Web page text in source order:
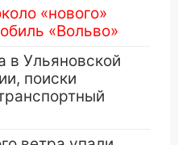
«нового»
«Вольво»
в Ульяновской
поиски